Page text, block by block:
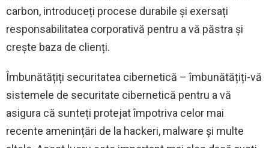
carbon, introduceți procese durabile și exersați
responsabilitatea corporativă pentru a vă păstra și
crește baza de clienți.
Îmbunătățiți securitatea cibernetică – îmbunătățiți-vă
sistemele de securitate cibernetică pentru a vă
asigura că sunteți protejat împotriva celor mai
recente amenințări de la hackeri, malware și multe